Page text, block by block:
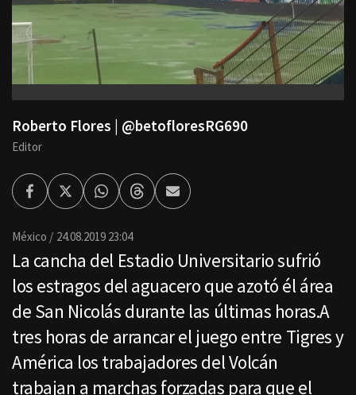
Roberto Flores | @betofloresRG690
Editor
FacebookTwitterWhatsappThreadsEnviar
por
México 24.08.2019 23:04
La cancha del Estadio Universitario sufrió
los estragos del aguacero que azotó él área
de San Nicolás durante las últimas horas.A
tres horas de arrancar el juego entre Tigres y
América los trabajadores del Volcán
trabajan a marchas forzadas para que el